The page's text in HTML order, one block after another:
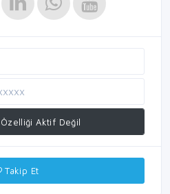
Aktif Değil
Takip Et